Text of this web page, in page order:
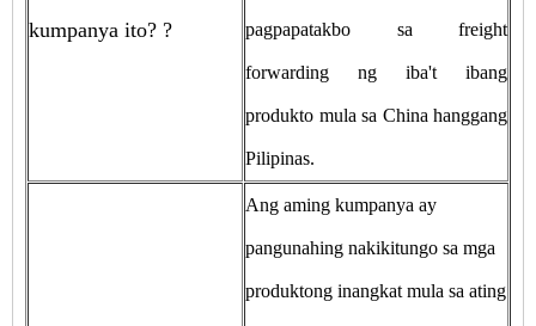
kumpanya ito? ? pagpapatakbo sa freight
forwarding ng iba't ibang
produkto mula sa China hanggang
Pilipinas.
Ang aming kumpanya ay
pangunahing nakikitungo sa mga
produktong inangkat mula sa ating